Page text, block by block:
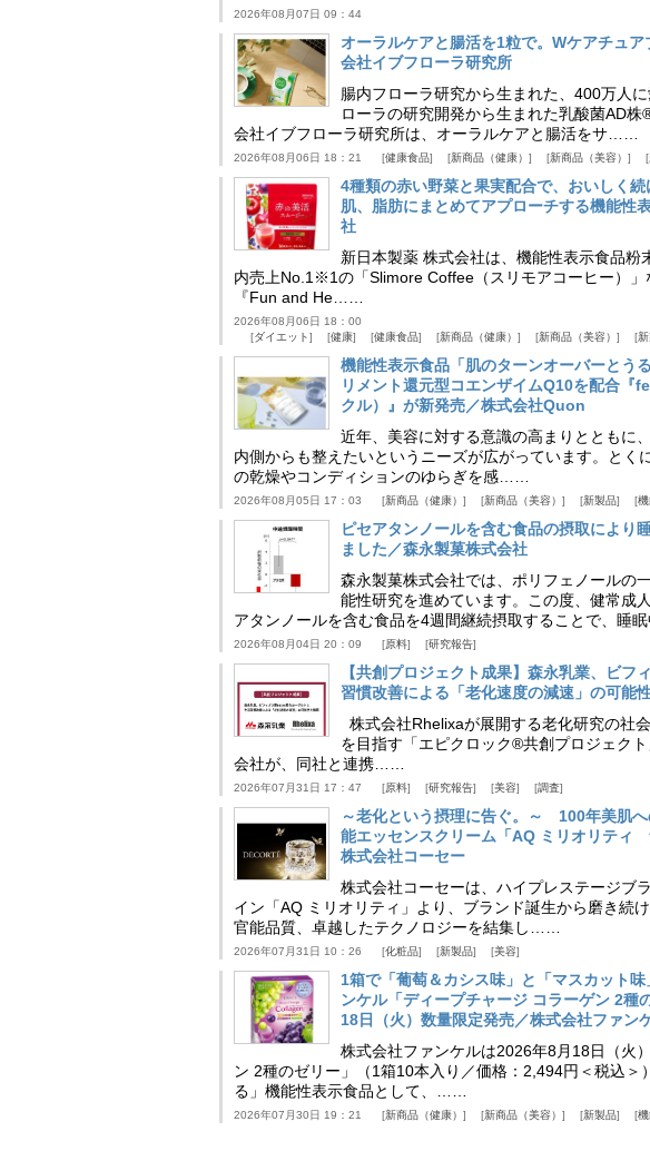
2026年08月07日 09：44
オーラルケアと腸活を1粒で。Wケアチュ
会社イブフローラ研究所
腸内フローラ研究から生まれた、400万人
ローラの研究開発から生まれた乳酸菌AD
会社イブフローラ研究所は、オーラルケアと腸活をサ……
2026年08月06日 18：21 健康食品 新商品（健康） 新商品（美容）
4種類の赤い野菜と果実配合で、おいしく続
肌、脂肪にまとめてアプローチする機能性
社
新日本製薬 株式会社は、機能性表示食品
内売上No.1※1の「Slimore Coffee（スリモアコーヒー）」
『Fun and He……
2026年08月06日 18：00
ダイエット
健康 健康食品 新商品（健康） 新商品（美容）
機能性表示食品「肌のターンオーバーとう
リメント還元型コエンザイムQ10を配合
クル）』が新発売／株式会社Quon
近年、美容に対する意識の高まりとともに
内側からも整えたいというニーズが広がっています。とく
の乾燥やコンディションのゆらぎを感……
2026年08月05日 17：03 新商品（健康） 新商品（美容） 新製品
ピセアタンノールを含む食品の摂取により
ました／森永製菓株式会社
森永製菓株式会社では、ポリフェノールの
能性研究を進めています。この度、健常成
アタンノールを含む食品を4週間継続摂取することで、睡
2026年08月04日 20：09 原料 研究報告
【共創プロジェクト成果】森永乳業、ビ
習慣改善による「老化速度の減速」の可能
株式会社Rhelixaが展開する老化研究の社
を目指す「エピクロック®共創プロジェク
会社が、同社と連携……
2026年07月31日 17：47 原料 研究報告 美容 調査
～老化という摂理に告ぐ。～ 100年美肌
能エッセンスクリーム「AQ ミリオリティ
株式会社コーセー
株式会社コーセーは、ハイプレステージブ
イン「AQ ミリオリティ」より、ブランド誕生から磨き続
官能品質、卓越したテクノロジーを結集し……
2026年07月31日 10：26 化粧品 新製品 美容
1箱で「葡萄＆カシス味」と「マスカット
ンケル「ディープチャージ コラーゲン 2種
18日（火）数量限定発売／株式会社ファン
株式会社ファンケルは2026年8月18日（火
ン 2種のゼリー」（1箱10本入り／価格：2,494円＜税込＞
る」機能性表示食品として、……
2026年07月30日 19：21 新商品（健康） 新商品（美容） 新製品